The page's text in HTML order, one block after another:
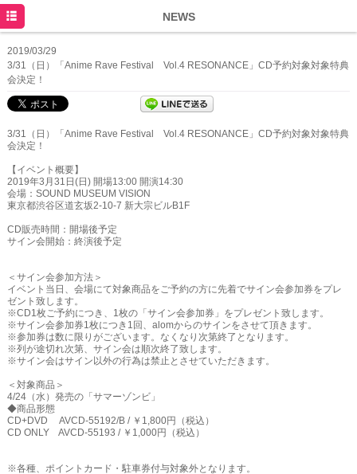
NEWS
2019/03/29
3/31（日）「Anime Rave Festival Vol.4 RESONANCE」CD予約対象対象特典
会決定！
3/31（日）「Anime Rave Festival Vol.4 RESONANCE」CD予約対象対象特典
会決定！
【イベント概要】
2019年3月31日(日) 開場13:00 開演14:30
会場：SOUND MUSEUM VISION
東京都渋谷区道玄坂2-10-7 新大宗ビルB1F
CD販売時間：開場後予定
サイン会開始：終演後予定
＜サイン会参加方法＞
イベント当日、会場にて対象商品をご予約の方に先着でサイン会参加券をプレ
ゼント致します。
※CD1枚ご予約につき、1枚の「サイン会参加券」をプレゼント致します。
※サイン会参加券1枚につき1回、alomからのサインをさせて頂きます。
※参加券は数に限りがございます。なくなり次第終了となります。
※列が途切れ次第、サイン会は順次終了致します。
※サイン会はサイン以外の行為は禁止とさせていただきます。
＜対象商品＞
4/24（水）発売の「サマーゾンビ」
◆商品形態
CD+DVD AVCD-55192/B / ￥1,800円（税込）
CD ONLY AVCD-55193 / ￥1,000円（税込）
※各種、ポイントカード・駐車券付与対象外となります。
NEWS
SCHEDULE
DISCOGRAPHY
PROFILE
MOVIE